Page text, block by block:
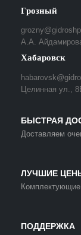
Грозный
А.А.
Хабаровск
Целинная ул.,
БЫСТРАЯ
Доставляем
ЛУЧШИЕ
ПОДДЕРЖКА